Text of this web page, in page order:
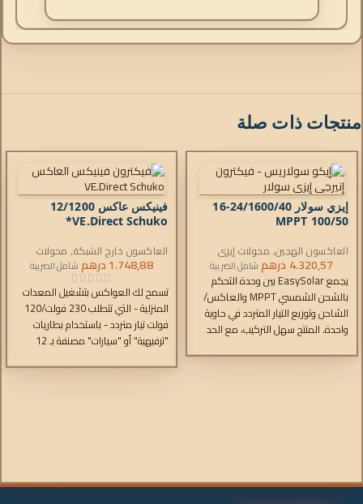
منتجات ذات صلة
إيزي سولار 24/1600/40-16
MPPT 100/50
العاكسون الهجين, محولات إيزي
سولار,شواحن التيار المتردد,وحدات
التحكم
4.320,57 درهم شامل الضريبة
يجمع EasySolar بين وحدة التحكم
بالشحن الشمسي MPPT والعاكس/
الشاحن وتوزيع التيار المتردد في حاوية
واحدة. المنتج سهل التركيب، مع الحد
فينيكس عاكس 12/1200
VE.Direct Schuko*
العاكسون خارج الشبكة, محولات
فينيكس
1.748,88درهمشامل الضريبة
تسمح لك العواكس بتشغيل المعدات
المنزلية - التي تتطلب 230 فولت/120
فولت تيار متردد - باستخدام بطاريات
"ترفيهية" أو "سيارات" مصنفة بـ 12
مستمر.